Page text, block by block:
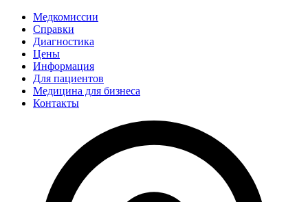
Медкомиссии
Справки
Диагностика
Цены
Информация
Для пациентов
Медицина для бизнеса
Контакты